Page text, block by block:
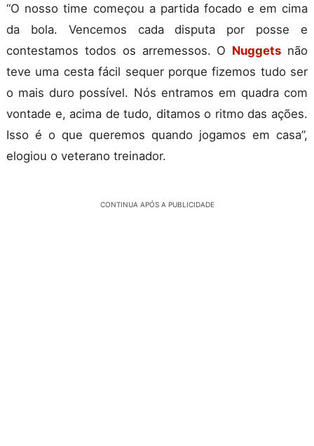
“O nosso time começou a partida focado e em cima
da bola. Vencemos cada disputa por posse e
contestamos todos os arremessos. O Nuggets não
teve uma cesta fácil sequer porque fizemos tudo ser
o mais duro possível. Nós entramos em quadra com
vontade e, acima de tudo, ditamos o ritmo das ações.
Isso é o que queremos quando jogamos em casa”,
elogiou o veterano treinador.
CONTINUA APÓS A PUBLICIDADE